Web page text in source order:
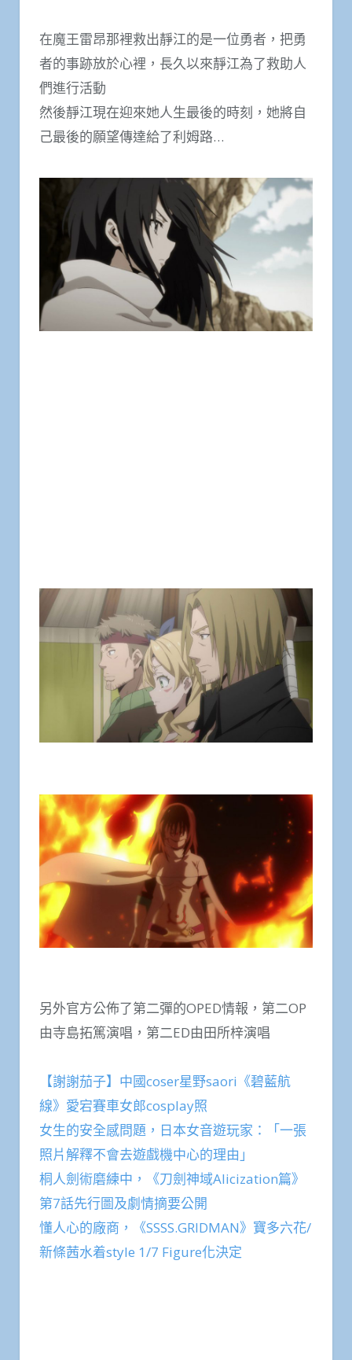
在魔王雷昂那裡救出靜江的是一位勇者，把勇
者的事跡放於心裡，長久以來靜江為了救助人
們進行活動
然後靜江現在迎來她人生最後的時刻，她將自
己最後的願望傳達給了利姆路…
另外官方公佈了第二彈的OPED情報，第二OP
由寺島拓篤演唱，第二ED由田所梓演唱
【謝謝茄子】中國coser星野saori《碧藍航
線》愛宕賽車女郎cosplay照
女生的安全感問題，日本女音遊玩家：「一張
照片解釋不會去遊戲機中心的理由」
桐人劍術磨練中，《刀劍神域Alicization篇》
第7話先行圖及劇情摘要公開
懂人心的廠商，《SSSS.GRIDMAN》寶多六花/
新條茜水着style 1/7 Figure化決定